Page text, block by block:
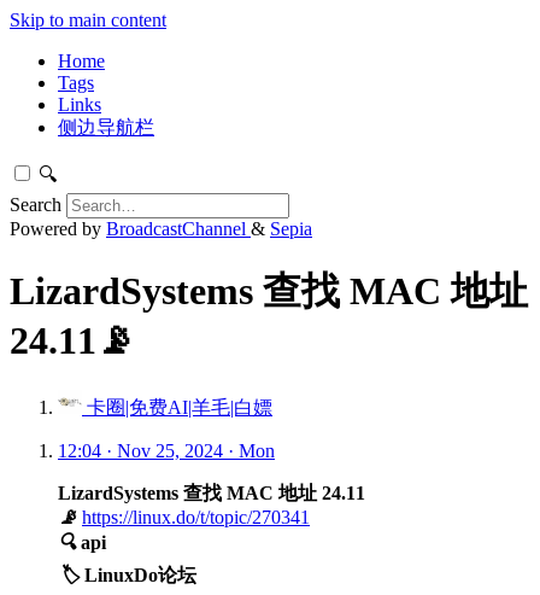
Skip to main content
Home
Tags
Links
侧边导航栏
🔍
Search
Powered by BroadcastChannel & Sepia
LizardSystems 查找 MAC 地址
24.11📡
卡圈|免费AI|羊毛|白嫖
12:04 · Nov 25, 2024 · Mon
LizardSystems 查找 MAC 地址 24.11
📡 https://linux.do/t/topic/270341
🔍 api
🏷️ LinuxDo论坛